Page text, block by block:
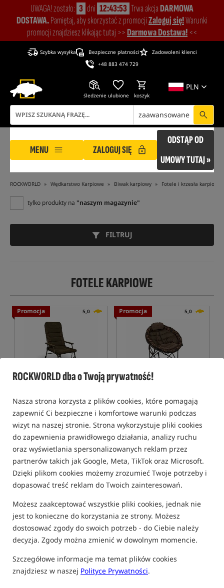
ROCKWORLD dba o Twoją prywatność!
Nasza strona korzysta z plików cookies, które pomagają
zapewnić Ci bezpieczne i komfortowe warunki podczas
wizyt na naszej stronie. Strona wykorzystuje pliki cookies
do zapewnienia prawidłowego działania, analizy ruchu
oraz wyświetlania spersonalizowanych reklam przez
partnerów takich jak Google, Meta, TikTok oraz Microsoft.
Dzięki plikom cookies możemy zrozumieć Twoje potrzeby i
dopasować treść reklam do Twoich zainteresowań.
Możesz zaakceptować wszystkie pliki cookies, jednak nie
jest to konieczne do korzystania ze strony. Możesz
dostosować zgody do swoich potrzeb - do Ciebie należy
decyzja. Zgody można zmienić w dowolnym momencie.
Szczegółowe informacje ma temat plików cookies
znajdziesz w naszej Polityce Prywatności.
UWAGA! zostało: 3 dni 12:43:52 Trwa akcjaDARMOWA
DOSTAWA.Pamiętaj, aby skorzystać z promocjiZaloguj się!Warunki
promocji znajdziesz klikając tutaj >>Darmowa Dostawa! <<
Szybka wysyłka Bezpieczne płatności
Zadowoleni klienci
+48 883 474 729
PLN
śledzenie ulubione koszyk
zaawansowane
MENU ZALOGUJ SIĘ
ODSTĄP OD
UMOWY TUTAJ »
ROCKWORLD Wędkarstwo Karpiowe Biwak karpiowy Fotele i krzesła karpiowe
tylko produkty na "naszym magazynie"
FILTRUJ
FOTELE KARPIOWE
Promocja 5,0
Leveltech Hi-Back Recliner
Chair
Fotel karpiowy z wysokim, regulowanym oparciem serii Benchmark Leveltech
1 119,99PLN
1 304,99
Min. cena z 30 dni przed
obniżką: 1119.99
KUP
Promocja 5,0
Wygodny składany fotel Fox
559,99PLN
Cena kat.: 719,99/ -22%
Min. cena z 30 dni przed
obniżką: 559.99
KUP
Fox Super Deluxe Recliner
Nash Indulgence Moon